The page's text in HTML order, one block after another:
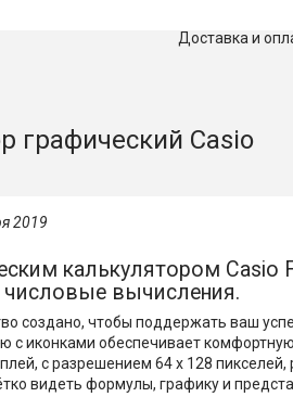
Доставка и
графический Casio
2019
калькулятором
вычисления.
создано, чтобы поддержать ваш
с иконками обеспечивает
с разрешением 64 x 128
видеть формулы, графику и